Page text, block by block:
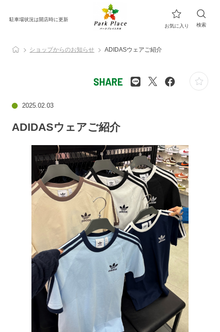
駐車場状況は開店時に更新
お気に入り
検索
ショップからのお知らせ ADIDASウェアご紹介
SHARE
2025.02.03
ADIDASウェアご紹介